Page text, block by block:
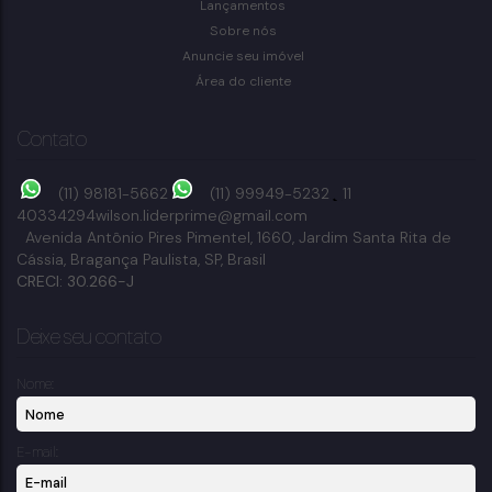
banheiro(s) total:
264m²
terreno:
Lançamentos
Sobre nós
Anuncie seu imóvel
Área do cliente
Contato
(11) 98181-5662 (11) 99949-5232
11
40334294wilson.liderprime@gmail.com
Avenida Antônio Pires Pimentel, 1660, Jardim Santa Rita de
Cássia, Bragança Paulista, SP, Brasil
CRECI: 30.266-J
Deixe seu contato
Nome:
E-mail: